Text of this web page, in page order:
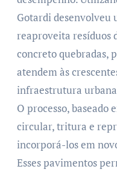
Gotardi desenvolveu
reaproveita resíduos
concreto quebradas,
atendem às
infraestrutura
O processo, baseado
circular, tritura e
incorporá-los em
Esses pavimentos